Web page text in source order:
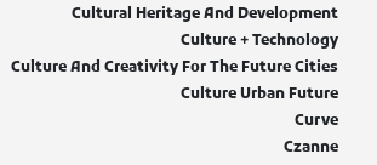
Cultural Heritage And Development
Culture + Technology
Culture And Creativity For The Future Cities
Culture Urban Future
Curve
Czanne